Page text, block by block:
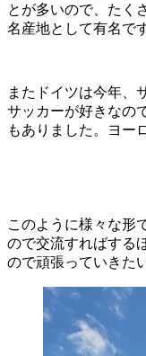
とが多いので、たく
名産地として有名で
またドイツは今年、
サッカーが好きなの
もありました。ヨー
このように様々な形
ので交流すればする
ので頑張っていきた